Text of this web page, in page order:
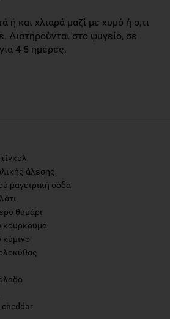
ή και χλιαρά μαζί με χυμό ή o,τι
Διατηρούνται στο ψυγείο, σε
4-5 ημέρες.
άλεσης
μαγειρική σόδα
θυμάρι
κουρκουμά
cheddar